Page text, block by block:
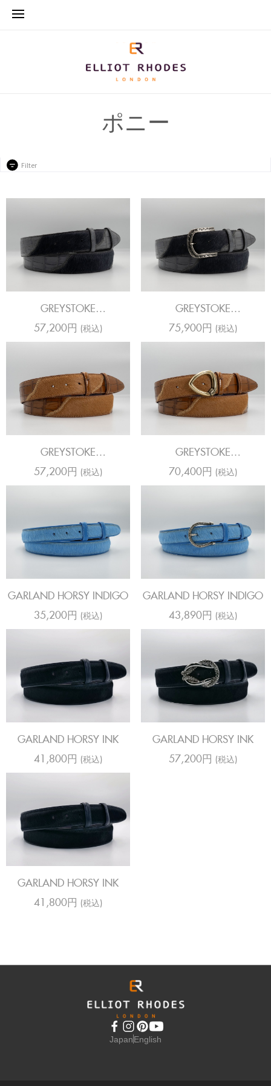
ポニー
Filter
GREYSTOKE
CODA/HORSY STEEL
57,200円 (税込)
GREYSTOKE
CODA/HORSY STEEL
75,900円 (税込)
GREYSTOKE
CODA/HORSY CUERO
57,200円 (税込)
GREYSTOKE
CODA/HORSY CUERO
70,400円 (税込)
GARLAND HORSY INDIGO
35,200円 (税込)
GARLAND HORSY INDIGO
43,890円 (税込)
GARLAND HORSY INK
41,800円 (税込)
GARLAND HORSY INK
57,200円 (税込)
GARLAND HORSY INK
41,800円 (税込)
JapanEnglish